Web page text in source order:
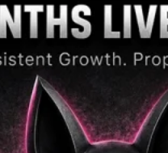
$ 749
بود.
$ 9
است.